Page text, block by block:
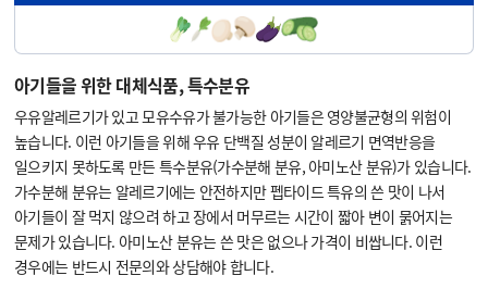
아기들을 위한 대체식품, 특수분유
우유알레르기가 있고 모유수유가 불가능한 아기들은 영양불균형의 위험이
높습니다. 이런 아기들을 위해 우유 단백질 성분이 알레르기 면역반응을
일으키지 못하도록 만든 특수분유(가수분해 분유, 아미노산 분유)가 있습니다.
가수분해 분유는 알레르기에는 안전하지만 펩타이드 특유의 쓴 맛이 나서
아기들이 잘 먹지 않으려 하고 장에서 머무르는 시간이 짧아 변이 묽어지는
문제가 있습니다. 아미노산 분유는 쓴 맛은 없으나 가격이 비쌉니다. 이런
경우에는 반드시 전문의와 상담해야 합니다.